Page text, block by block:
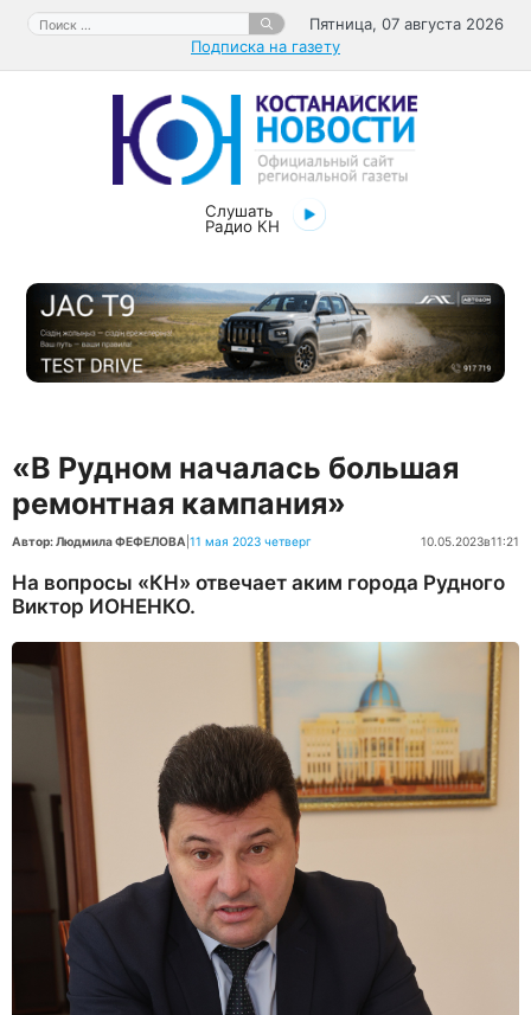
Перейти
содержимому
Поиск:
Пятница, 07 августа 2026
Подписка на газету
Слушать
Радио КН
«В Рудном началась большая
ремонтная кампания»
Автор: Людмила ФЕФЕЛОВА 11 мая 2023 четверг 10.05.2023в11:21
На вопросы «КН» отвечает аким города Рудного
Виктор ИОНЕНКО.